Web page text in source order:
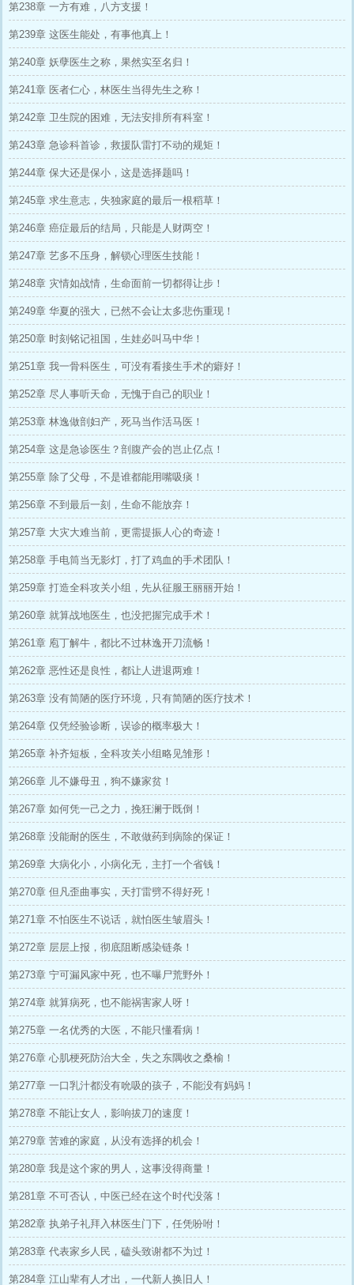
第238章 一方有难，八方支援！
第239章 这医生能处，有事他真上！
第240章 妖孽医生之称，果然实至名归！
第241章 医者仁心，林医生当得先生之称！
第242章 卫生院的困难，无法安排所有科室！
第243章 急诊科首诊，救援队雷打不动的规矩！
第244章 保大还是保小，这是选择题吗！
第245章 求生意志，失独家庭的最后一根稻草！
第246章 癌症最后的结局，只能是人财两空！
第247章 艺多不压身，解锁心理医生技能！
第248章 灾情如战情，生命面前一切都得让步！
第249章 华夏的强大，已然不会让太多悲伤重现！
第250章 时刻铭记祖国，生娃必叫马中华！
第251章 我一骨科医生，可没有看接生手术的癖好！
第252章 尽人事听天命，无愧于自己的职业！
第253章 林逸做剖妇产，死马当作活马医！
第254章 这是急诊医生？剖腹产会的岂止亿点！
第255章 除了父母，不是谁都能用嘴吸痰！
第256章 不到最后一刻，生命不能放弃！
第257章 大灾大难当前，更需提振人心的奇迹！
第258章 手电筒当无影灯，打了鸡血的手术团队！
第259章 打造全科攻关小组，先从征服王丽丽开始！
第260章 就算战地医生，也没把握完成手术！
第261章 庖丁解牛，都比不过林逸开刀流畅！
第262章 恶性还是良性，都让人进退两难！
第263章 没有简陋的医疗环境，只有简陋的医疗技术！
第264章 仅凭经验诊断，误诊的概率极大！
第265章 补齐短板，全科攻关小组略见雏形！
第266章 儿不嫌母丑，狗不嫌家贫！
第267章 如何凭一己之力，挽狂澜于既倒！
第268章 没能耐的医生，不敢做药到病除的保证！
第269章 大病化小，小病化无，主打一个省钱！
第270章 但凡歪曲事实，天打雷劈不得好死！
第271章 不怕医生不说话，就怕医生皱眉头！
第272章 层层上报，彻底阻断感染链条！
第273章 宁可漏风家中死，也不曝尸荒野外！
第274章 就算病死，也不能祸害家人呀！
第275章 一名优秀的大医，不能只懂看病！
第276章 心肌梗死防治大全，失之东隅收之桑榆！
第277章 一口乳汁都没有吮吸的孩子，不能没有妈妈！
第278章 不能让女人，影响拔刀的速度！
第279章 苦难的家庭，从没有选择的机会！
第280章 我是这个家的男人，这事没得商量！
第281章 不可否认，中医已经在这个时代没落！
第282章 执弟子礼拜入林医生门下，任凭吩咐！
第283章 代表家乡人民，磕头致谢都不为过！
第284章 江山辈有人才出，一代新人换旧人！